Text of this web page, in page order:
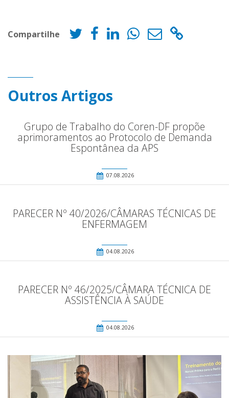
Compartilhe
Outros Artigos
Grupo de Trabalho do Coren-DF propõe
aprimoramentos ao Protocolo de Demanda
Espontânea da APS
07.08.2026
PARECER Nº 40/2026/CÂMARAS TÉCNICAS DE
ENFERMAGEM
04.08.2026
PARECER Nº 46/2025/CÂMARA TÉCNICA DE
ASSISTÊNCIA À SAÚDE
04.08.2026